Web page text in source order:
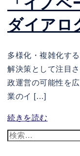
「イノ
ダイアロ
多様化・複雑化す
解決策として注目
政運営の可能性を
業のイ […]
続きを読む
検